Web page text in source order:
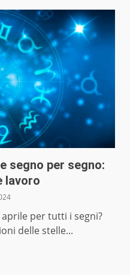
segno per segno:
lavoro
aprile per tutti i segni?
delle stelle...